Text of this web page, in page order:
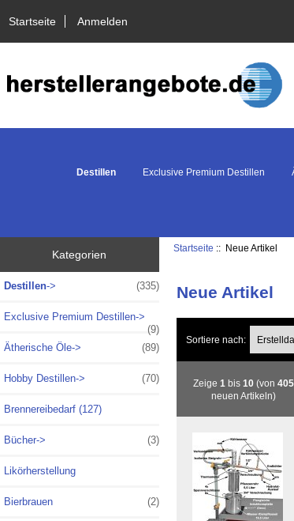
Startseite Anmelden
Destillen Exclusive Premium Destillen
Kategorien
Destillen-> (335)
Exclusive Premium Destillen->
(9)
Ätherische Öle->
(89)
Hobby Destillen-> (70)
Brennereibedarf (127)
Bücher-> (3)
Likörherstellung
Bierbrauen (2)
Startseite :: Neue Artikel
Neue Artikel
Sortiere nach:
Zeige 1 bis 10(von 405
neuen Artikeln)